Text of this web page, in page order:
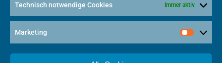
Technisch notwendige Cookies Immer aktiv
Marketing